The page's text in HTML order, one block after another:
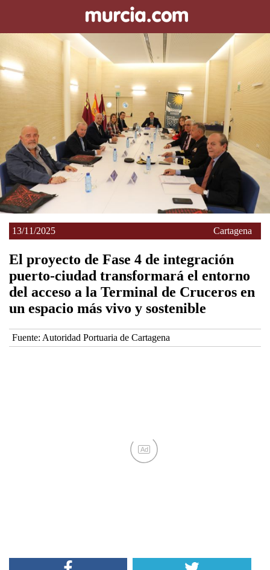
13/11/2025 Cartagena
El proyecto de Fase 4 de integración
puerto-ciudad transformará el entorno
del acceso a la Terminal de Cruceros en
un espacio más vivo y sostenible
Fuente: Autoridad Portuaria de Cartagena
Ad